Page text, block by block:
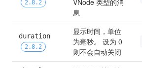
2.8.2
息
duration
2.8.2
显示时间，单位
为毫秒。 设为 0
则不会自动关闭